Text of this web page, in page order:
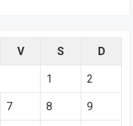
V S D
1 2
7 8 9